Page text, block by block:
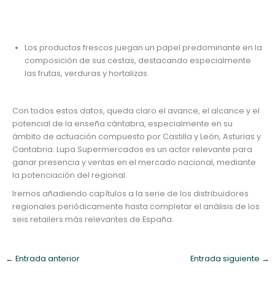
Los productos frescos juegan un papel predominante en la
composición de sus cestas, destacando especialmente
las frutas, verduras y hortalizas.
Con todos estos datos, queda claro el avance, el alcance y el
potencial de la enseña cántabra, especialmente en su
ámbito de actuación compuesto por Castilla y León, Asturias y
Cantabria. Lupa Supermercados es un actor relevante para
ganar presencia y ventas en el mercado nacional, mediante
la potenciación del regional.
Iremos añadiendo capítulos a la serie de los distribuidores
regionales periódicamente hasta completar el análisis de los
seis retailers más relevantes de España.
← Entrada anterior Entrada siguiente →